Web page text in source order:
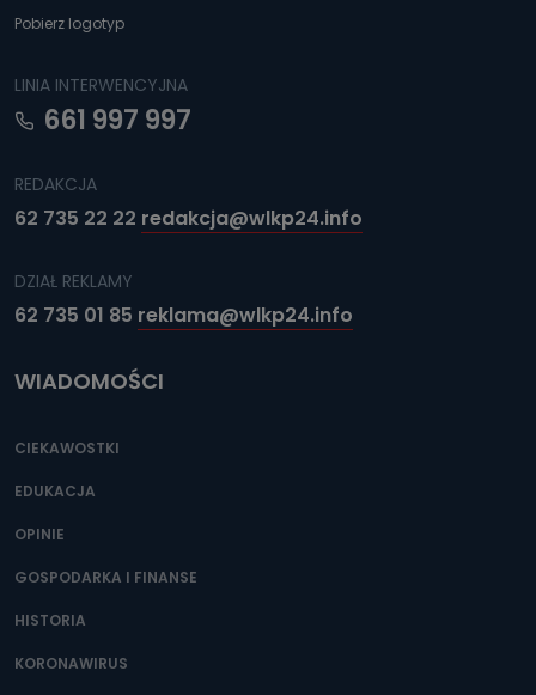
Pobierz logotyp
LINIA INTERWENCYJNA
661 997 997
REDAKCJA
62 735 22 22 redakcja@wlkp24.info
DZIAŁ REKLAMY
62 735 01 85 reklama@wlkp24.info
WIADOMOŚCI
CIEKAWOSTKI
EDUKACJA
OPINIE
GOSPODARKA I FINANSE
HISTORIA
KORONAWIRUS